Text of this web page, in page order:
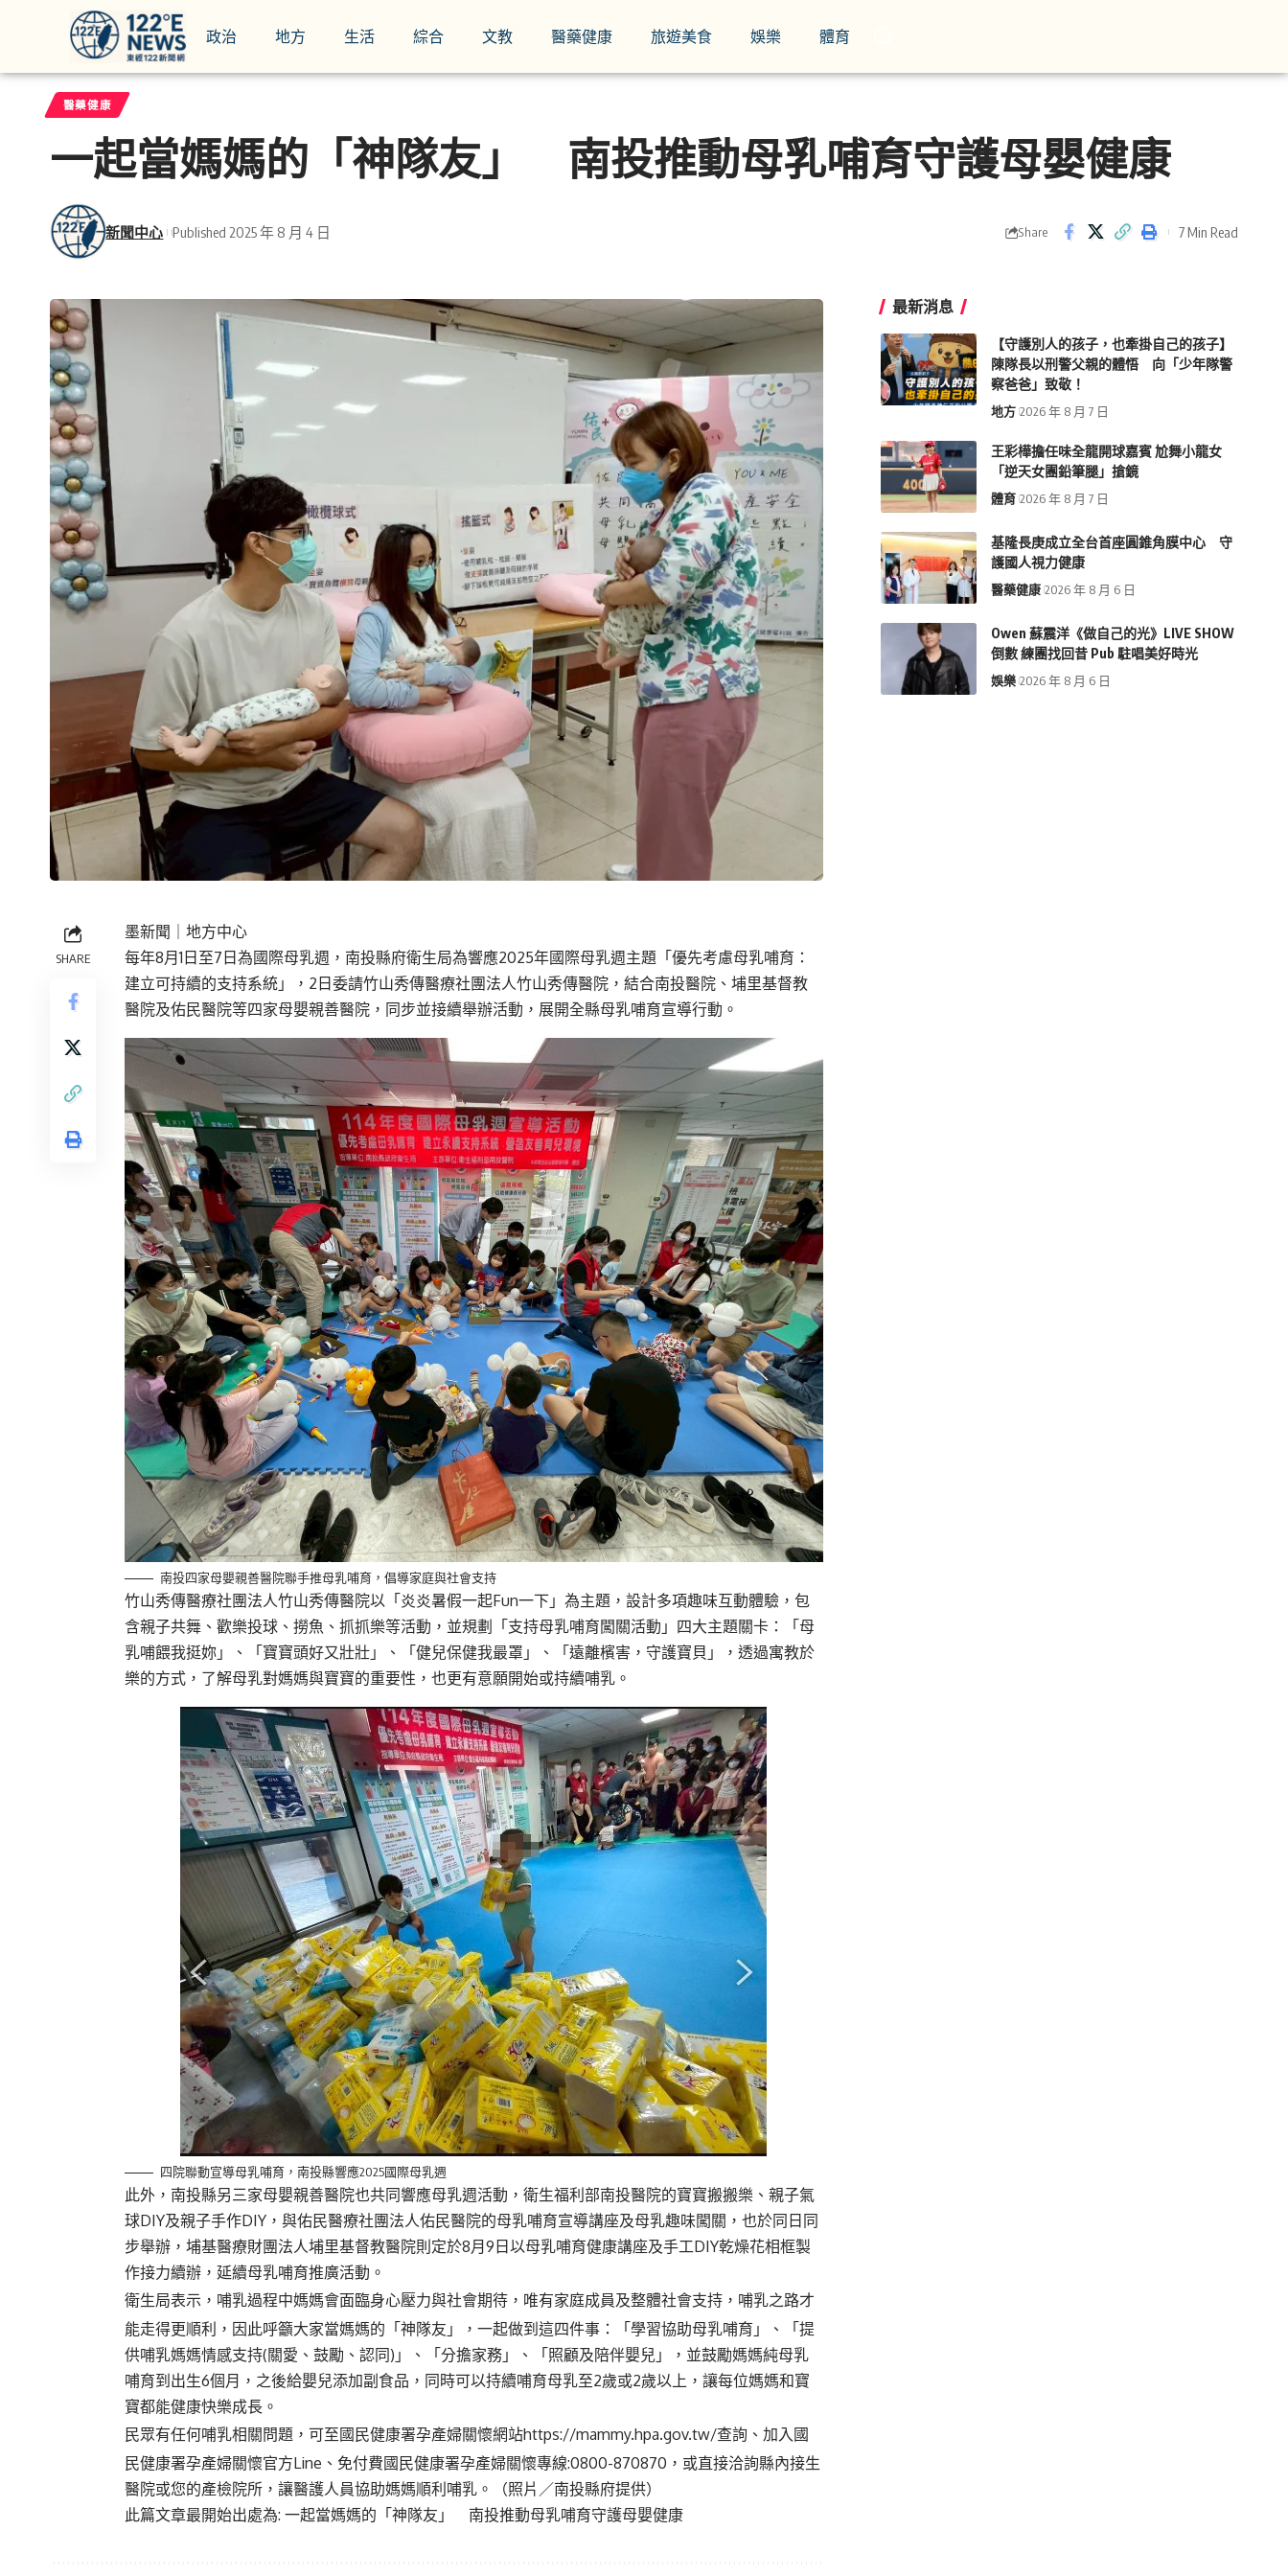
政治 地方 生活 綜合 文教 醫藥健康 旅遊美食 娛樂 體育
醫藥健康
一起當媽媽的「神隊友」 南投推動母乳哺育守護母嬰健康
新聞中心 Published 2025 年 8 月 4 日 Share 7 Min Read
SHARE
墨新聞 ｜地方中心
每年8月1日至7日為國際母乳週，南投縣府衛生局為響應2025年國際母乳週主題「優先考慮母乳哺育：
建立可持續的支持系統」，2日委請竹山秀傳醫療社團法人竹山秀傳醫院，結合南投醫院、埔里基督教
醫院及佑民醫院等四家母嬰親善醫院，同步並接續舉辦活動，展開全縣母乳哺育宣導行動。
南投四家母嬰親善醫院聯手推母乳哺育，倡導家庭與社會支持
竹山秀傳醫療社團法人竹山秀傳醫院以「炎炎暑假一起Fun一下」為主題，設計多項趣味互動體驗，包
含親子共舞、歡樂投球、撈魚、抓抓樂等活動，並規劃「支持母乳哺育闖關活動」四大主題關卡：「母
乳哺餵我挺妳」、「寶寶頭好又壯壯」、「健兒保健我最罩」、「遠離檳害，守護寶貝」，透過寓教於
樂的方式，了解母乳對媽媽與寶寶的重要性，也更有意願開始或持續哺乳。
四院聯動宣導母乳哺育，南投縣響應2025國際母乳週
此外，南投縣另三家母嬰親善醫院也共同響應母乳週活動，衛生福利部南投醫院的寶寶搬搬樂、親子氣
球DIY及親子手作DIY，與佑民醫療社團法人佑民醫院的母乳哺育宣導講座及母乳趣味闖關，也於同日同
步舉辦，埔基醫療財團法人埔里基督教醫院則定於8月9日以母乳哺育健康講座及手工DIY乾燥花相框製
作接力續辦，延續母乳哺育推廣活動。
衛生局表示，哺乳過程中媽媽會面臨身心壓力與社會期待，唯有家庭成員及整體社會支持，哺乳之路才
能走得更順利，因此呼籲大家當媽媽的「神隊友」，一起做到這四件事：「學習協助母乳哺育」、「提
供哺乳媽媽情感支持(關愛、鼓勵、認同)」、「分擔家務」、「照顧及陪伴嬰兒」，並鼓勵媽媽純母乳
哺育到出生6個月，之後給嬰兒添加副食品，同時可以持續哺育母乳至2歲或2歲以上，讓每位媽媽和寶
寶都能健康快樂成長。
民眾有任何哺乳相關問題，可至國民健康署孕產婦關懷網站https://mammy.hpa.gov.tw/查詢、加入國
民健康署孕產婦關懷官方Line、免付費國民健康署孕產婦關懷專線:0800-870870，或直接洽詢縣內接生
醫院或您的產檢院所，讓醫護人員協助媽媽順利哺乳。（照片／南投縣府提供）
此篇文章最開始出處為: 一起當媽媽的「神隊友」 南投推動母乳哺育守護母嬰健康
最新消息
【守護別人的孩子，也牽掛自己的孩子】
陳隊長以刑警父親的體悟 向「少年隊警
察爸爸」致敬！
地方 2026 年 8 月 7 日
王彩樺擔任味全龍開球嘉賓 尬舞小龍女
「逆天女團鉛筆腿」搶鏡
體育 2026 年 8 月 7 日
基隆長庚成立全台首座圓錐角膜中心 守
護國人視力健康
醫藥健康 2026 年 8 月 6 日
Owen 蘇震洋《做自己的光》LIVE SHOW
倒數 練團找回昔 Pub 駐唱美好時光
娛樂 2026 年 8 月 6 日